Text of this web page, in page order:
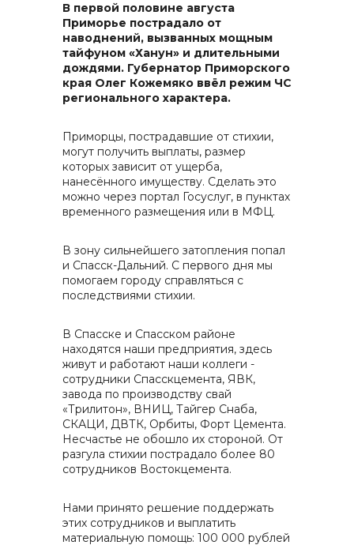
реализация неликвидов
контакты отдела закупок
Контакты
info@vostokcement.ru
В первой половине августа
Приморье пострадало от
наводнений, вызванных мощным
тайфуном «Ханун» и длительными
дождями. Губернатор Приморского
края Олег Кожемяко ввёл режим ЧС
регионального характера.
Приморцы, пострадавшие от стихии,
могут получить выплаты, размер
которых зависит от ущерба,
нанесённого имуществу. Сделать это
можно через портал Госуслуг, в пунктах
временного размещения или в МФЦ.
В зону сильнейшего затопления попал
и Спасск-Дальний. С первого дня мы
помогаем городу справляться с
последствиями стихии.
В Спасске и Спасском районе
находятся наши предприятия, здесь
живут и работают наши коллеги -
сотрудники Спасскцемента, ЯВК,
завода по производству свай
«Трилитон», ВНИЦ, Тайгер Снаба,
СКАЦИ, ДВТК, Орбиты, Форт Цемента.
Несчастье не обошло их стороной. От
разгула стихии пострадало более 80
сотрудников Востокцемента.
Нами принято решение поддержать
этих сотрудников и выплатить
материальную помощь: 100 000 рублей